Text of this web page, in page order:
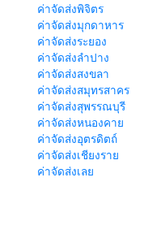
ค่าจัดส่งพิจิตร
ค่าจัดส่งมุกดาหาร
ค่าจัดส่งระยอง
ค่าจัดส่งลำปาง
ค่าจัดส่งสงขลา
ค่าจัดส่งสมุทรสาคร
ค่าจัดส่งสุพรรณบุรี
ค่าจัดส่งหนองคาย
ค่าจัดส่งอุตรดิตถ์
ค่าจัดส่งเชียงราย
ค่าจัดส่งเลย